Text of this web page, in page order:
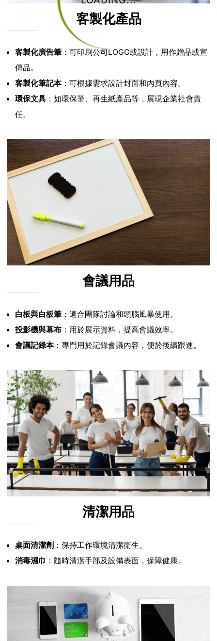
客製化產品
客製化廣告筆 ：可印刷公司LOGO或設計，用作贈品或宣
傳品。
客製化筆記本：可根據需求設計封面和內頁內容。
環保文具 ：如環保筆、再生紙產品等，展現企業社會責
任。
會議用品
白板與白板筆 ：適合團隊討論和頭腦風暴使用。
投影機與幕布 ：用於展示資料，提高會議效率。
會議記錄本：專門用於記錄會議內容，便於後續跟進。
清潔用品
桌面清潔劑 ：保持工作環境清潔衛生。
消毒濕巾 ：隨時清潔手部及設備表面，保障健康。